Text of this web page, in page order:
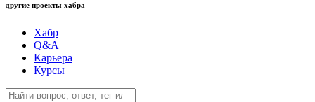
другие проекты хабра
Хабр
Q&A
Карьера
Курсы